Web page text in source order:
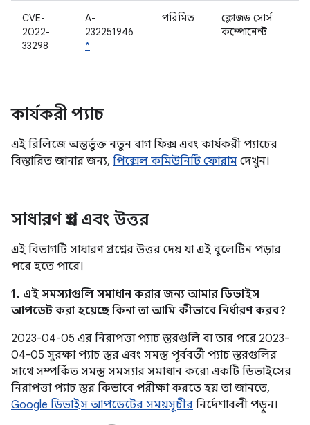
CVE-
2022-
33298
A-
232251946
*
পরিমিত
ক্লোজড সোর্স
কম্পোনেন্ট
কার্যকরী প্যাচ
এই রিলিজে অন্তর্ভুক্ত নতুন বাগ ফিক্স এবং কার্যকরী প্যাচের
বিস্তারিত জানার জন্য, পিক্সেল কমিউনিটি ফোরাম দেখুন।
সাধারণ প্রশ্ন এবং উত্তর
এই বিভাগটি সাধারণ প্রশ্নের উত্তর দেয় যা এই বুলেটিন পড়ার
পরে হতে পারে।
1. এই সমস্যাগুলি সমাধান করার জন্য আমার ডিভাইস
আপডেট করা হয়েছে কিনা তা আমি কীভাবে নির্ধারণ করব?
2023-04-05 এর নিরাপত্তা প্যাচ স্তরগুলি বা তার পরে 2023-
04-05 সুরক্ষা প্যাচ স্তর এবং সমস্ত পূর্ববর্তী প্যাচ স্তরগুলির
সাথে সম্পর্কিত সমস্ত সমস্যার সমাধান করে৷ একটি ডিভাইসের
নিরাপত্তা প্যাচ স্তর কিভাবে পরীক্ষা করতে হয় তা জানতে,
Google ডিভাইস আপডেটের সময়সূচীর নির্দেশাবলী পড়ুন।